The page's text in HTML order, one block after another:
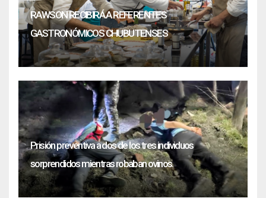
RAWSON RECIBIRÁ A REFERENTES
GASTRONÓMICOS CHUBUTENSES
Prisión preventiva a dos de los tres individuos
sorprendidos mientras robaban ovinos.